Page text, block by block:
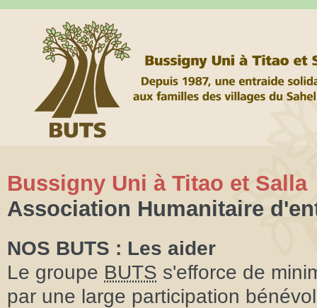
Bussigny Uni à Titao et Salla
Association Humanitaire
NOS BUTS : Les aider
Le groupe BUTS s'efforce de
par une large participation